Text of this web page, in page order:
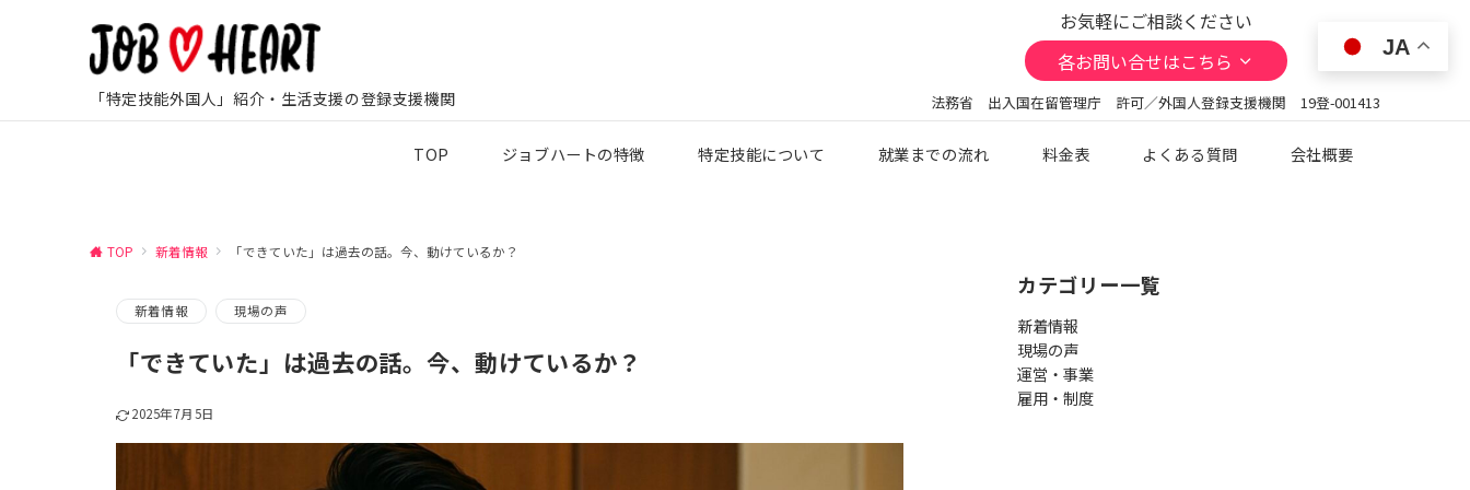
「特定技能外国人」紹介・生活支援の登録支援機関
お気軽にご相談ください
各お問い合せはこちら
法務省 出入国在留管理庁 許可／外国人登録支援機関 19登-001413
TOP ジョブハートの特徴 特定技能について 就業までの流れ 料金表 よくある質問 会社概要
TOP 新着情報 「できていた」は過去の話。今、動けているか？
新着情報 現場の声
「できていた」は過去の話。今、動けているか？
2025年7月5日
カテゴリー一覧
新着情報
現場の声
運営・事業
雇用・制度
JA